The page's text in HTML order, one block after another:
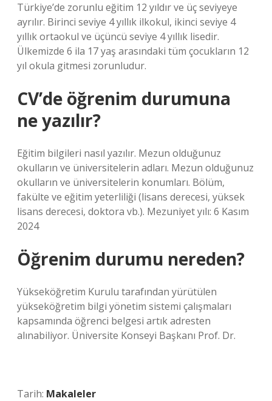
Türkiye’de zorunlu eğitim 12 yıldır ve üç seviyeye
ayrılır. Birinci seviye 4 yıllık ilkokul, ikinci seviye 4
yıllık ortaokul ve üçüncü seviye 4 yıllık lisedir.
Ülkemizde 6 ila 17 yaş arasındaki tüm çocukların 12
yıl okula gitmesi zorunludur.
CV’de öğrenim durumuna
ne yazılır?
Eğitim bilgileri nasıl yazılır. Mezun olduğunuz
okulların ve üniversitelerin adları. Mezun olduğunuz
okulların ve üniversitelerin konumları. Bölüm,
fakülte ve eğitim yeterliliği (lisans derecesi, yüksek
lisans derecesi, doktora vb.). Mezuniyet yılı: 6 Kasım
2024
Öğrenim durumu nereden?
Yükseköğretim Kurulu tarafından yürütülen
yükseköğretim bilgi yönetim sistemi çalışmaları
kapsamında öğrenci belgesi artık adresten
alınabiliyor. Üniversite Konseyi Başkanı Prof. Dr.
Tarih: Makaleler